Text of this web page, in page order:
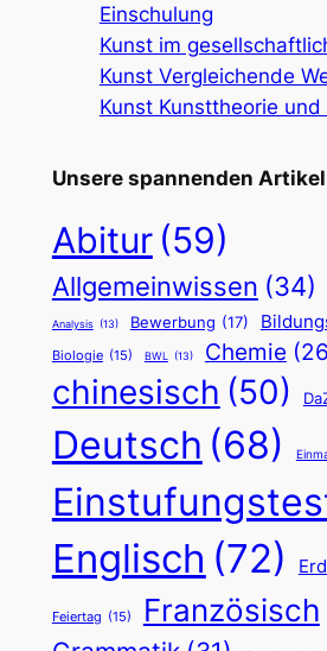
Einschulung
Kunst im
Kunst Vergleichende
Kunst Kunsttheorie
Unsere spannenden Artikel
Abitur (59)
Allgemeinwissen (34)
Analysis (13) Bewerbung (17)
Biologie (15) BWL (13) Chemie
chinesisch (50)
Deutsch (68)
Englisch (72)
Feiertag (15) Französisch